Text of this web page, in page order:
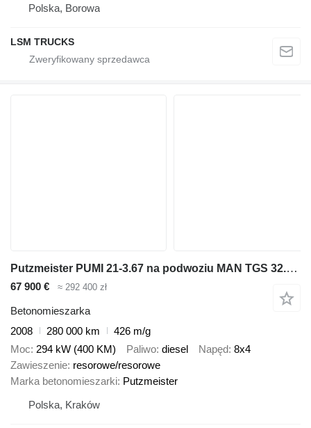
Polska, Borowa
LSM TRUCKS
Putzmeister PUMI 21-3.67 na podwoziu MAN TGS 32.400 8x4 / Putzmeister PUMI 21-3.67 Concrete Mixer Pump /
67 900 € ≈ 292 400 zł
Betonomieszarka
2008
280 000 km
426 m/g
Moc 294 kW (400 KM) Paliwo diesel Napęd 8x4
Zawieszenie resorowe/resorowe
Marka betonomieszarki Putzmeister
Polska, Kraków